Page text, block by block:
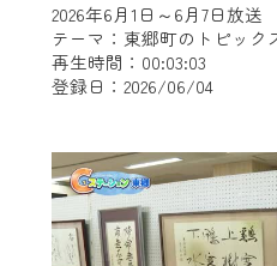
2026年6月1日～6月7日放送
テーマ：東郷町のトピック
再生時間：00:03:03
登録日：2026/06/04